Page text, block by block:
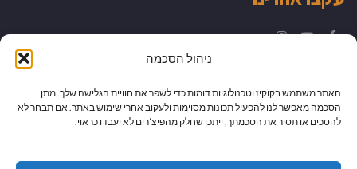
ניהול הסכמה
האתר משתמש בקוקיז וטכנולוגיות דומות כדי לשפר את חוויית הגלישה שלך. מתן
הסכמה מאפשר לנו להפעיל תכונות מסוימות ולעקוב אחרי שימוש באתר. אם תבחר לא
להסכים או תסיר את הסכמתך, ייתכן שחלק מהפיצ’רים לא יעבדו כראוי.